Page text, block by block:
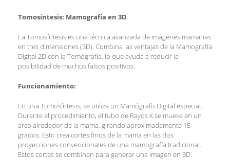
Tomosíntesis: Mamografía en 3D
La Tomosíntesis es una técnica avanzada de imágenes mamarias
en tres dimensiones (3D). Combina las ventajas de la Mamografía
Digital 2D con la Tomografía, lo que ayuda a reducir la
posibilidad de muchos falsos positivos.
Funcionamiento:
En una Tomosíntesis, se utiliza un Mamógrafo Digital especial.
Durante el procedimiento, el tubo de Rayos X se mueve en un
arco alrededor de la mama, girando aproximadamente 15
grados. Esto crea cortes finos de la mama en las dos
proyecciones convencionales de una mamografía tradicional.
Estos cortes se combinan para generar una imagen en 3D.